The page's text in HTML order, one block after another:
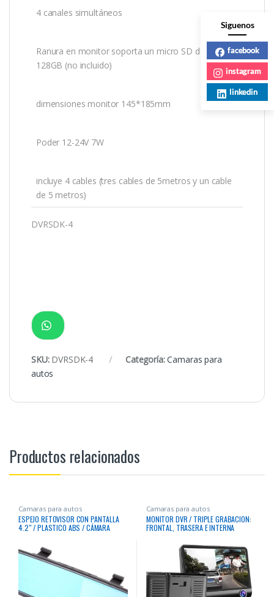
4 canales simultáneos
Ranura en monitor soporta un micro SD de hasta
128GB (no incluido)
dimensiones monitor 145*185mm
Poder 12-24V 7W
incluye 4 cables (tres cables de 5metros y un cable
de 5 metros)
DVRSDK-4
SKU: DVRSDK-4 Categoría:Camaras para
autos
Productos relacionados
Camaras para autos
ESPEJO RETOVISOR CON PANTALLA
4.2″ / PLASTICO ABS / CÁMARA
Camaras para autos
MONITOR DVR / TRIPLE GRABACION:
FRONTAL, TRASERA E INTERNA
Siguenos
facebook
instagram
linkedin